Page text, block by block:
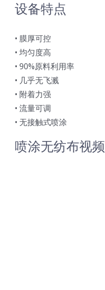
喷涂的影响因素
超声波喷雾成型系统
流量
设备特点
• 膜厚可控
• 均匀度高
• 90%原料利用率
• 几乎无飞溅
• 附着力强
• 流量可调
• 无接触式喷涂
喷涂无纺布视频